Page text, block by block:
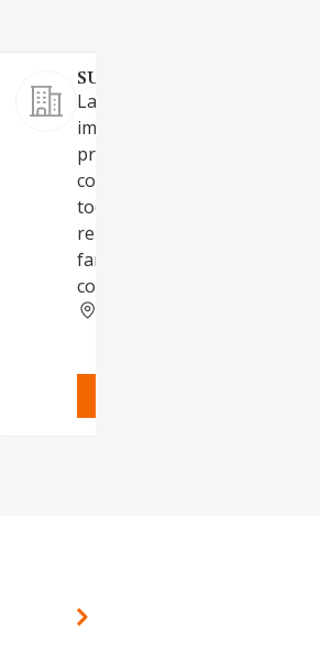
SUIPHAR ESPAÑA SL.
La fabricación, venta,
importación, exportación de
productos farmacéuticos,
cosméticos, dispositivos
toda clase de productos
relacionados con la industria
farmacéutica, alimenticia y de
cosméticos en general